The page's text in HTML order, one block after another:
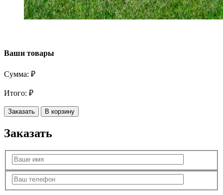
Ваши товары
Сумма: ₽
Итого: ₽
Заказать В корзину
Заказать